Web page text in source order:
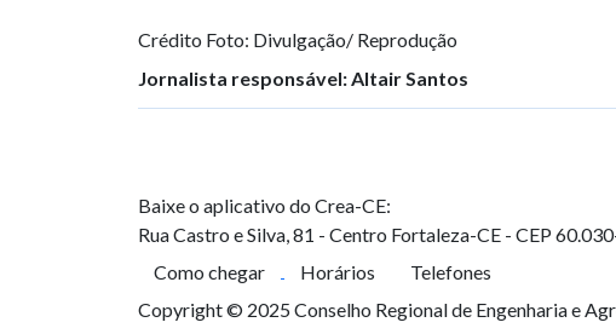
Crédito Foto: Divulgação/ Reprodução
Jornalista responsável: Altair Santos
Baixe o aplicativo do Crea-CE:
Rua Castro e Silva, 81 - Centro Fortaleza-CE - CEP
Como chegar
Horários
Telefones
Copyright © 2025 Conselho Regional de Engenharia e